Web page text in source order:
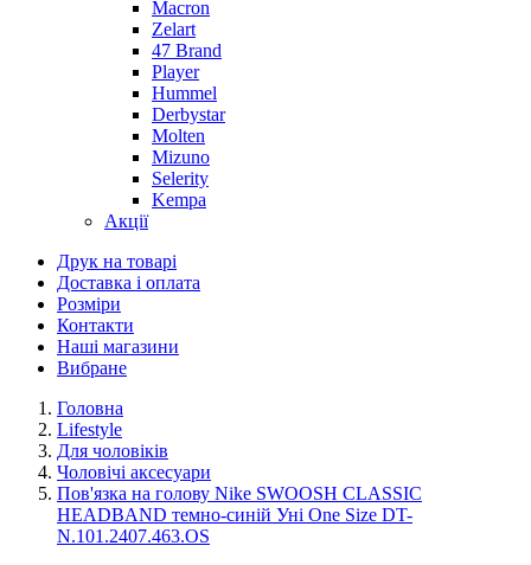
Macron
Zelart
47 Brand
Player
Hummel
Derbystar
Molten
Mizuno
Selerity
Kempa
Акції
Друк на товарі
Доставка і оплата
Розміри
Контакти
Наші магазини
Вибране
Головна
Lifestyle
Для чоловіків
Чоловічі аксесуари
Пов'язка на голову Nike SWOOSH CLASSIC
HEADBAND темно-синій Уні One Size DT-
N.101.2407.463.OS